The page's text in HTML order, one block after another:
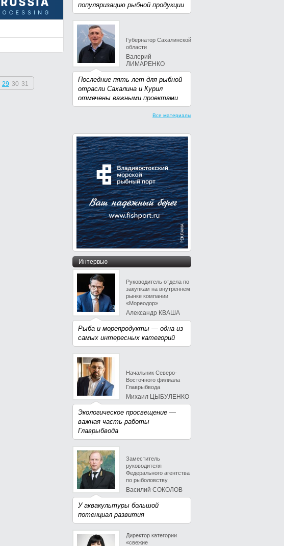
29 30 31
популяризацию рыбной продукции
Губернатор Сахалинской
области
Валерий
ЛИМАРЕНКО
Последние пять лет для рыбной
отрасли Сахалина и Курил
отмечены важными проектами
Все материалы
Интервью
Руководитель отдела по
закупкам на внутреннем
рынке компании
«Мореодор»
Александр КВАША
Рыба и морепродукты — одна из
самых интересных категорий
Начальник Северо-
Восточного филиала
Главрыбвода
Михаил ЦЫБУЛЕНКО
Экологическое просвещение —
важная часть работы
Главрыбвода
Заместитель
руководителя
Федерального агентства
по рыболовству
Василий СОКОЛОВ
У аквакультуры большой
потенциал развития
Директор категории
«свежие